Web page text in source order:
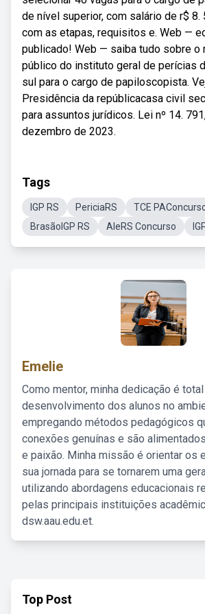
de nível superior, com salário de r$ 8.
com as etapas, requisitos e. Web —
publicado! Web — saiba tudo sobre o
público do instituto geral de perícias
sul para o cargo de papiloscopista.
Presidência da repúblicacasa civil
para assuntos jurídicos. Lei nº 14.
dezembro de 2023.
Tags
IGP RS PericiaRS
TCE
BrasãoIGP RS
AleRS Concurso
Emelie
Como mentor, minha dedicação é total
desenvolvimento dos alunos no
empregando métodos pedagógicos
conexões genuínas e são
e paixão. Minha missão é orientar os
sua jornada para se tornarem uma
utilizando abordagens educacionais
pelas principais instituições
dsw.aau.edu.et.
Top Post